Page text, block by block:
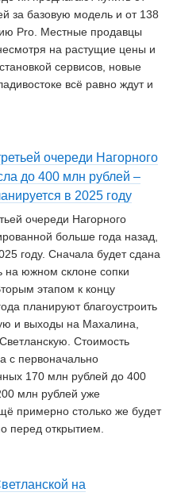
за базовую модель и от 138
Pro. Местные продавцы
на растущие цены и
сервисов, новые
всё равно ждут и
очереди Нагорного
до 400 млн рублей –
в 2025 году
очереди Нагорного
больше года назад,
году. Сначала будет сдана
на южном склоне сопки
этапом к концу
планируют благоустроить
и выходы на Махалина,
Стоимость
с первоначально
170 млн рублей до 400
млн рублей уже
примерно столько же будет
перед открытием.
на